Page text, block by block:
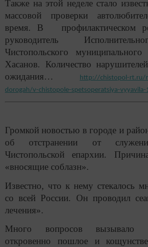
Также на этой неделе стало
массовой проверки
время. В профилактическом
руководитель
Чистопольского
Хасанов. Количество
ожидания…
http://chistopol-rt.ru/
dorogah/v-chistopole-spetsoperatsiya-
Громкой новостью в городе и
об отстранении от
Чистопольской епархии.
«вносящие соблазн».
Известно, что к нему стекалось
со всей России. Он проводил
лечения».
Много вопросов вызывало
откровенно пошлое и